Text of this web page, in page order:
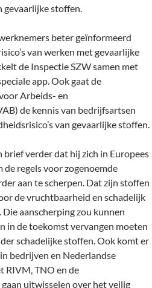
gevaarlijke stoffen.
beter geïnformeerd
van werken met gevaarlijke
de Inspectie SZW samen met
app. Ook gaat de
Arbeids- en
de kennis van bedrijfsartsen
van gevaarlijke stoffen.
verder dat hij zich in Europees
regels voor zogenoemde
aan te scherpen. Dat zijn stoffen
de vruchtbaarheid en schadelijk
aanscherping zou kunnen
in de toekomst vervangen moeten
schadelijke stoffen. Ook komt er
bedrijven en Nederlandse
RIVM, TNO en de
uitwisselen over het veilig